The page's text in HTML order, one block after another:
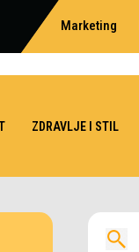
Marketing
ZDRAVLJE I STIL